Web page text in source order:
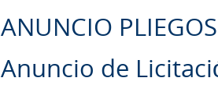
ANUNCIO
Anuncio de